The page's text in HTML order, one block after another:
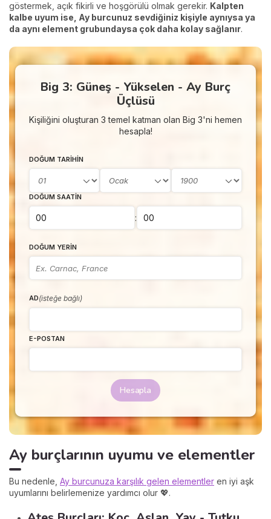
göstermek, açık fikirli ve hoşgörülü olmak gerekir. Kalpten
kalbe uyum ise, Ay burcunuz sevdiğiniz kişiyle aynıysa ya
da aynı element grubundaysa çok daha kolay sağlanır.
Big 3: Güneş - Yükselen - Ay Burç
Üçlüsü
Kişiliğini oluşturan 3 temel katman olan Big 3'ni hemen
hesapla!
DOĞUM TARIHIN
DOĞUM SAATIN
:
DOĞUM YERIN
AD(isteğe bağlı)
E-POSTAN
Hesapla
Ay burçlarının uyumu ve elementler
Bu nedenle, Ay burcunuza karşılık gelen elementler en iyi aşk
uyumlarını belirlemenize yardımcı olur 💖.